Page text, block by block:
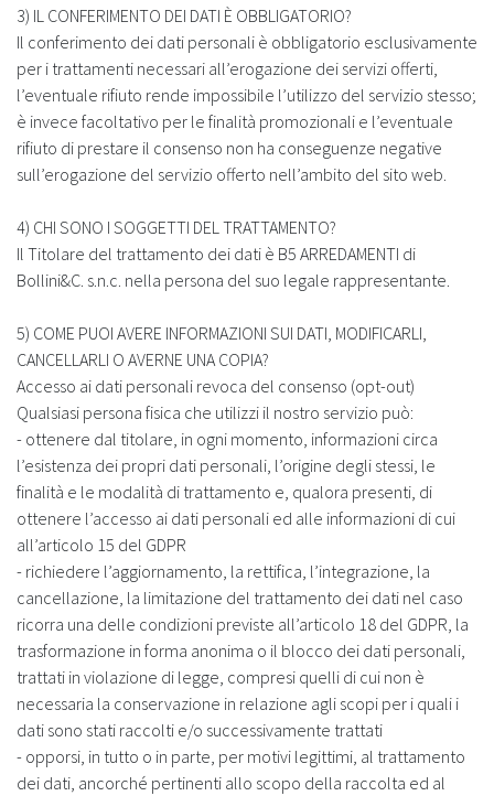
3) IL CONFERIMENTO DEI DATI È OBBLIGATORIO?
Il conferimento dei dati personali è obbligatorio esclusivamente
per i trattamenti necessari all’erogazione dei servizi offerti,
l’eventuale rifiuto rende impossibile l’utilizzo del servizio stesso;
è invece facoltativo per le finalità promozionali e l’eventuale
rifiuto di prestare il consenso non ha conseguenze negative
sull’erogazione del servizio offerto nell’ambito del sito web.
4) CHI SONO I SOGGETTI DEL TRATTAMENTO?
Il Titolare del trattamento dei dati è B5 ARREDAMENTI di
Bollini&C. s.n.c. nella persona del suo legale rappresentante.
5) COME PUOI AVERE INFORMAZIONI SUI DATI, MODIFICARLI,
CANCELLARLI O AVERNE UNA COPIA?
Accesso ai dati personali revoca del consenso (opt-out)
Qualsiasi persona fisica che utilizzi il nostro servizio può:
- ottenere dal titolare, in ogni momento, informazioni circa
l’esistenza dei propri dati personali, l’origine degli stessi, le
finalità e le modalità di trattamento e, qualora presenti, di
ottenere l’accesso ai dati personali ed alle informazioni di cui
all’articolo 15 del GDPR
- richiedere l’aggiornamento, la rettifica, l’integrazione, la
cancellazione, la limitazione del trattamento dei dati nel caso
ricorra una delle condizioni previste all’articolo 18 del GDPR, la
trasformazione in forma anonima o il blocco dei dati personali,
trattati in violazione di legge, compresi quelli di cui non è
necessaria la conservazione in relazione agli scopi per i quali i
dati sono stati raccolti e/o successivamente trattati
- opporsi, in tutto o in parte, per motivi legittimi, al trattamento
dei dati, ancorché pertinenti allo scopo della raccolta ed al